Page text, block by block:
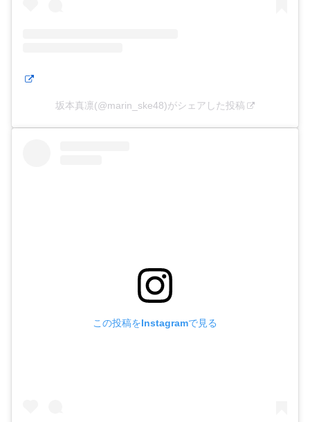
坂本真凛(@marin_ske48)がシェアした投稿
この投稿をInstagramで見る